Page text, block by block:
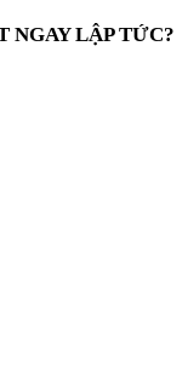
NGAY LẬP TỨC?